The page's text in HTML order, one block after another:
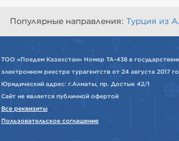
Популярные направления: Турция из
ТОО «Поедем Казахстан» Номер ТА-438 в
электронном реестре турагентств от 24 августа 2017
Юридический адрес: г.Алматы, пр. Достык 42/1
Сайт не является публичной офертой
Все реквизиты
Пользовательское соглашение